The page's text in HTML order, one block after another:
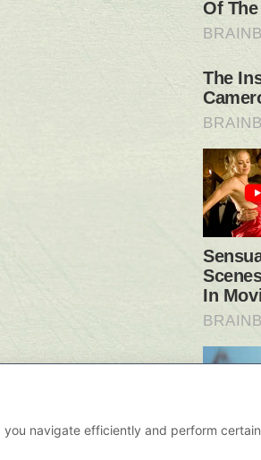
you navigate efficiently and perform certain